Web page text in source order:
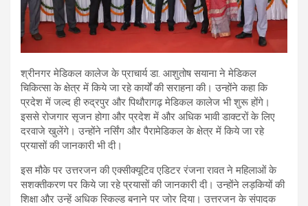
श्रीनगर मेडिकल कालेज के प्राचार्य डा. आशुतोष सयाना ने मेडिकल
चिकित्सा के क्षेत्र में किये जा रहे कार्यों की सराहना की। उन्होंने कहा कि
प्रदेश में जल्द ही रुद्रपुर और पिथौरागढ़ मेडिकल कालेज भी शुरू होंगे।
इससे रोजगार सृजन होगा और प्रदेश में और अधिक भावी डाक्टरों के लिए
दरवाजे खुलेंगे। उन्होंने नर्सिंग और पैरामेडिकल के क्षेत्र में किये जा रहे
प्रयासों की जानकारी भी दी।
इस मौके पर उत्तरजन की एक्सीक्यूटिव एडिटर रंजना रावत ने महिलाओं के
सशक्तीकरण पर किये जा रहे प्रयासों की जानकारी दी। उन्होंने लड़कियों की
शिक्षा और उन्हें अधिक स्किल्ड बनाने पर जोर दिया। उत्तरजन के संपादक